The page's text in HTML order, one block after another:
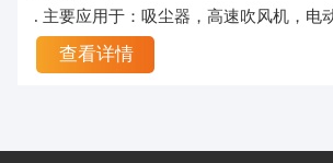
. 主要应用于：吸尘器，高速吹风机，电
查看详情